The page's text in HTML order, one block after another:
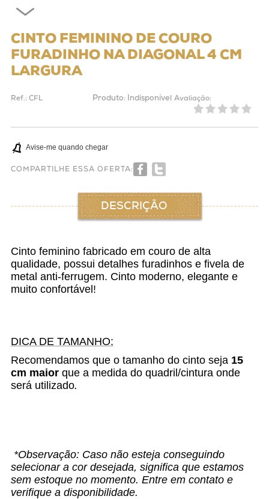
CINTO FEMININO DE COURO
FURADINHO NA DIAGONAL 4 CM
LARGURA
Ref.: CFL Produto: Indisponível Avaliação:
Avise-me quando chegar
COMPARTILHE ESSA OFERTA:
DESCRIÇÃO
Cinto feminino fabricado em couro de alta
qualidade, possui detalhes furadinhos e fivela de
metal anti-ferrugem. Cinto moderno, elegante e
muito confortável!
DICA DE TAMANHO:
Recomendamos que o tamanho do cinto seja 15
cm maiorque a medida do quadril/cintura onde
será utilizado.
*Observação: Caso não esteja conseguindo
selecionar a cor desejada, significa que estamos
sem estoque no momento. Entre em contato e
verifique a disponibilidade.